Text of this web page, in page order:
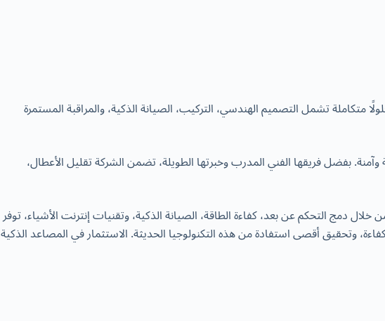
متكاملة تشمل التصميم الهندسي، التركيب، الصيانة الذكية، والمراقبة المستمرة
بفضل فريقها الفني المدرب وخبرتها الطويلة، تضمن الشركة تقليل الأعطال،
دمج التحكم عن بعد، كفاءة الطاقة، الصيانة الذكية، وتقنيات إنترنت الأشياء، توفر
وتحقيق أقصى استفادة من هذه التكنولوجيا الحديثة. الاستثمار في المصاعد الذكية